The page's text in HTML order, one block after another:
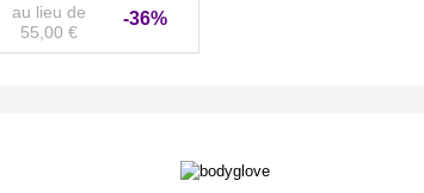
au lieu de
55,00 €
-36%